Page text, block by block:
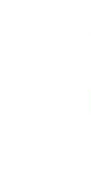
Kaç çeşit çatal bıçak takımı